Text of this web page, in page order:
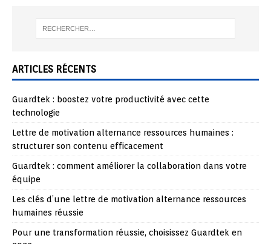
ARTICLES RÉCENTS
Guardtek : boostez votre productivité avec cette
technologie
Lettre de motivation alternance ressources humaines :
structurer son contenu efficacement
Guardtek : comment améliorer la collaboration dans votre
équipe
Les clés d’une lettre de motivation alternance ressources
humaines réussie
Pour une transformation réussie, choisissez Guardtek en